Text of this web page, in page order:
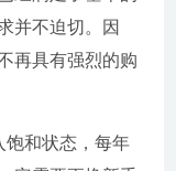
并不迫切。因
再具有强烈的购
饱和状态，每年